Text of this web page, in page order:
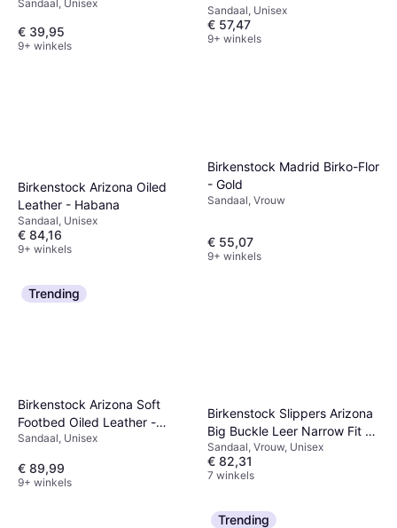
Sandaal, Unisex
€ 39,95
9+ winkels
Sandaal, Unisex
€ 57,47
9+ winkels
Birkenstock Arizona Oiled
Leather - Habana
Sandaal, Unisex
€ 84,16
9+ winkels
Birkenstock Madrid Birko-Flor
- Gold
Sandaal, Vrouw
€ 55,07
9+ winkels
Trending
Birkenstock Arizona Soft
Footbed Oiled Leather -
Tobacco Brown
Sandaal, Unisex
€ 89,99
9+ winkels
Birkenstock Slippers Arizona
Big Buckle Leer Narrow Fit -
Noir
Sandaal, Vrouw, Unisex
€ 82,31
7 winkels
Trending